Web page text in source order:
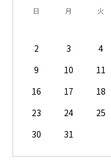
日 月 火
2
3 4
9
10 11
16
17 18
23
24 25
30
31